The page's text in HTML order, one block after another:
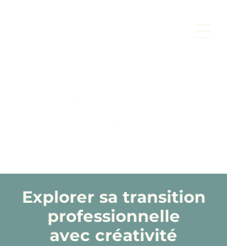
Explorer sa transition
professionnelle
avec créativité